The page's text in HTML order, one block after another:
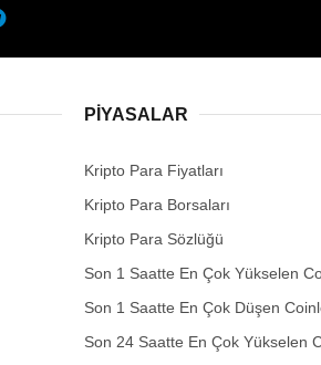
PIYASALAR
Kripto Para Fiyatları
Kripto Para Borsaları
Kripto Para Sözlüğü
Son 1 Saatte En Çok Yükselen
Son 1 Saatte En Çok Düşen
Son 24 Saatte En Çok Yükselen